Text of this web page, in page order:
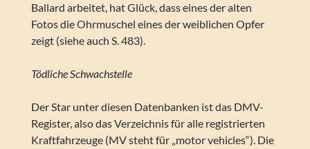
Ballard arbeitet, hat Glück, dass eines der alten
Fotos die Ohrmuschel eines der weiblichen Opfer
zeigt (siehe auch S. 483).
Tödliche Schwachstelle
Der Star unter diesen Datenbanken ist das DMV-
Register, also das Verzeichnis für alle registrierten
Kraftfahrzeuge (MV steht für „motor vehicles“). Die